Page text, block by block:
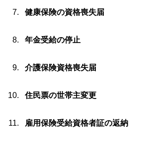
健康保険の資格喪失届
年金受給の停止
介護保険資格喪失届
住民票の世帯主変更
雇用保険受給資格者証の返納